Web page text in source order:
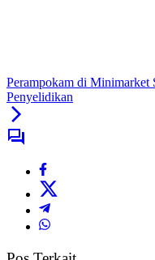
Perampokam di Minimarket
Penyelidikan